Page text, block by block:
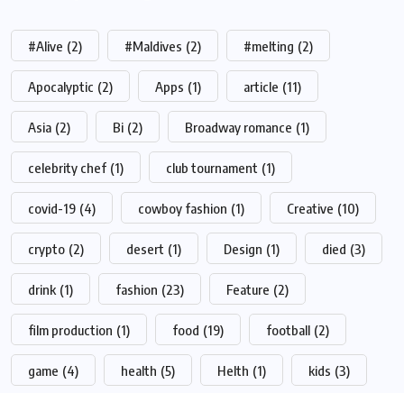
#Alive (2) #Maldives (2) #melting (2)
Apocalyptic (2) Apps (1) article (11)
Asia (2) Bi (2) Broadway romance (1)
celebrity chef (1) club tournament (1)
covid-19 (4) cowboy fashion (1) Creative (10)
crypto (2) desert (1) Design (1) died (3)
drink (1) fashion (23) Feature (2)
film production (1) food (19) football (2)
game (4) health (5) Helth (1) kids (3)